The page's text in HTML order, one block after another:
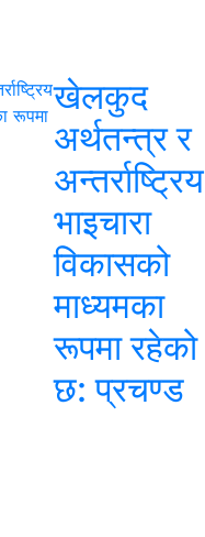
खेलकुद
अर्थतन्त्र र
अन्तर्राष्ट्रिय
भाइचारा
विकासको
माध्यमका
रूपमा रहेको
छ: प्रचण्ड